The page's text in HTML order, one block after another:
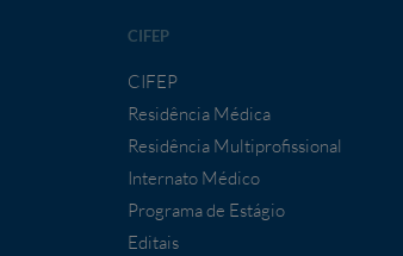
CIFEP
CIFEP
Residência Médica
Residência Multiprofissional
Internato Médico
Programa de Estágio
Editais